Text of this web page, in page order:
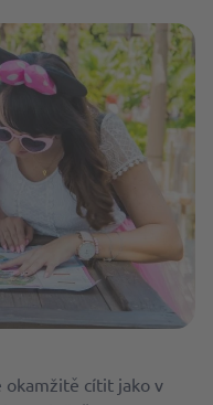
okamžitě cítit jako v